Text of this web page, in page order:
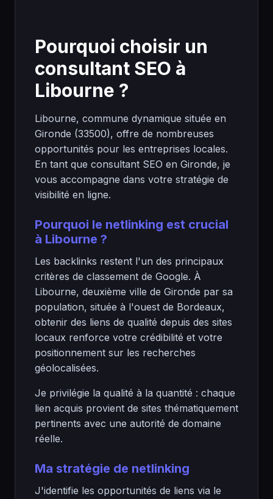
Pourquoi choisir un
consultant SEO à
Libourne ?
Libourne, commune dynamique située en
Gironde (33500), offre de nombreuses
opportunités pour les entreprises locales.
En tant que consultant SEO en Gironde, je
vous accompagne dans votre stratégie de
visibilité en ligne.
Pourquoi le netlinking est crucial
à Libourne ?
Les backlinks restent l'un des principaux
critères de classement de Google. À
Libourne, deuxième ville de Gironde par sa
population, située à l'ouest de Bordeaux,
obtenir des liens de qualité depuis des sites
locaux renforce votre crédibilité et votre
positionnement sur les recherches
géolocalisées.
Je privilégie la qualité à la quantité : chaque
lien acquis provient de sites thématiquement
pertinents avec une autorité de domaine
réelle.
Ma stratégie de netlinking
J'identifie les opportunités de liens via le